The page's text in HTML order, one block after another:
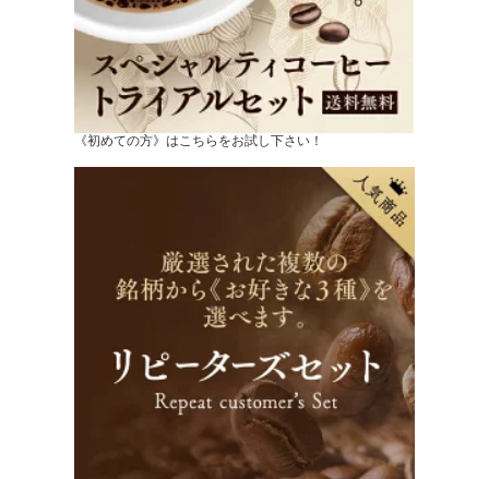
《初めての方》はこちらをお試し下さい！